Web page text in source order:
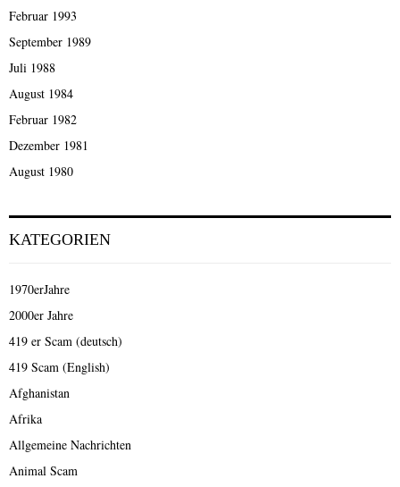
Februar 1993
September 1989
Juli 1988
August 1984
Februar 1982
Dezember 1981
August 1980
KATEGORIEN
1970erJahre
2000er Jahre
419 er Scam (deutsch)
419 Scam (English)
Afghanistan
Afrika
Allgemeine Nachrichten
Animal Scam